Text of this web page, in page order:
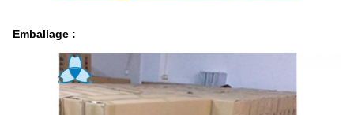
Emballage :